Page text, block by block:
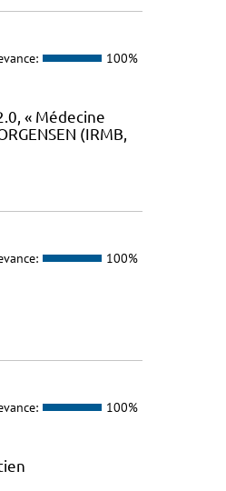
100%
« Médecine
(IRMB,
100%
100%